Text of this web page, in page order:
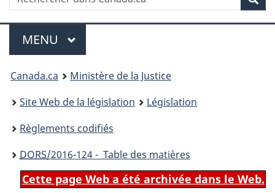
de
simplifiée
Menu
MENU PRINCIPAL
You
are
here:
Canada.ca
Ministère de la Justice
Site Web de la législation
Législation
Règlements codifiés
DORS/2016-124 - Table des matières
Cette page Web a été archivée dans le Web.